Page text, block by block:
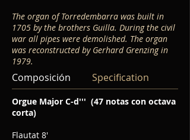
The organ of Torredembarra was built in
1705 by the brothers Guilla. During the civil
war all pipes were demolished. The organ
was reconstructed by Gerhard Grenzing in
1979.
Composición Specification
Orgue Major C-d''' (47 notas con octava
corta)
Flautat 8'